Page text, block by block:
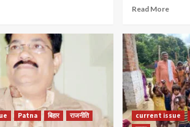
Read More
Patna बिहार
राजनीति
current issue